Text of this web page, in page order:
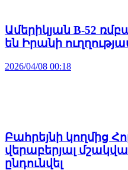
Ամերիկյան B-52
են Իրանի
2026/04/08 00:18
Բահրեյնի կողմից
վերաբերյալ
ընդունվել